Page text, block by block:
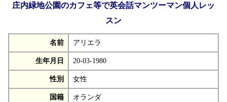
庄内緑地公園のカフェ等で英会話マンツーマン個人レッ
スン
名前 アリエラ
生年月日 20-03-1980
性別 女性
国籍 オランダ